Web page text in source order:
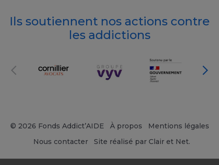
Ils soutiennent nos actions contre
les addictions
© 2026 Fonds Addict’AIDE À propos
Mentions légales
Nous contacter
Site réalisé par Clair et Net.